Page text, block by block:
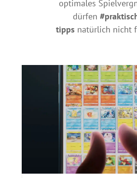
optimales
dürfen
tipps natürlich nicht